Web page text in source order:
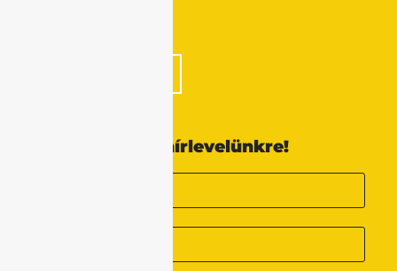
Iratkozzon fel hírlevelünkre!